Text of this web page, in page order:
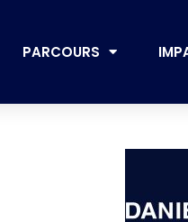
PARCOURS